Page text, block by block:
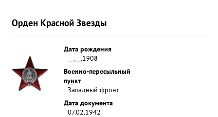
Орден Красной Звезды
Дата рождения
__.__.1908
Военно-пересыльный
пункт
Западный фронт
Дата документа
07.02.1942